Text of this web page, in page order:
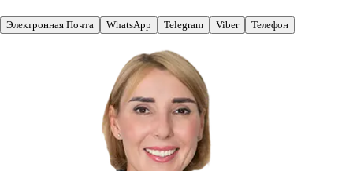
Электронная Почта WhatsApp Telegram Viber Телефон